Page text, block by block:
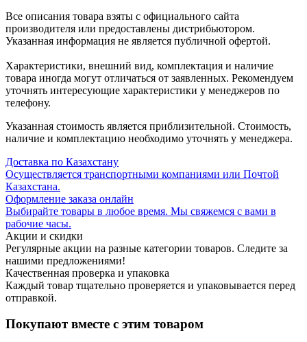
Все описания товара взяты с официального сайта
производителя или предоставлены дистрибьютором.
Указанная информация не является публичной офертой.
Характеристики, внешний вид, комплектация и наличие
товара иногда могут отличаться от заявленных. Рекомендуем
уточнять интересующие характеристики у менеджеров по
телефону.
Указанная стоимость является приблизительной. Стоимость,
наличие и комплектацию необходимо уточнять у менеджера.
Доставка по Казахстану
Осуществляется транспортными компаниями или Почтой
Казахстана.
Оформление заказа онлайн
Выбирайте товары в любое время. Мы свяжемся с вами в
рабочие часы.
Акции и скидки
Регулярные акции на разные категории товаров. Следите за
нашими предложениями!
Качественная проверка и упаковка
Каждый товар тщательно проверяется и упаковывается перед
отправкой.
Покупают вместе с этим товаром